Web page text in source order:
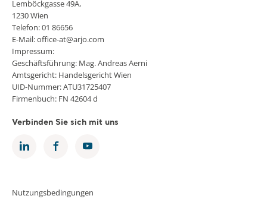
Lemböckgasse 49A,
1230 Wien
Telefon: 01 86656
E-Mail: office-at@arjo.com
Impressum:
Geschäftsführung: Mag. Andreas Aerni
Amtsgericht: Handelsgericht Wien
UID-Nummer: ATU31725407
Firmenbuch: FN 42604 d
Verbinden Sie sich mit uns
Nutzungsbedingungen